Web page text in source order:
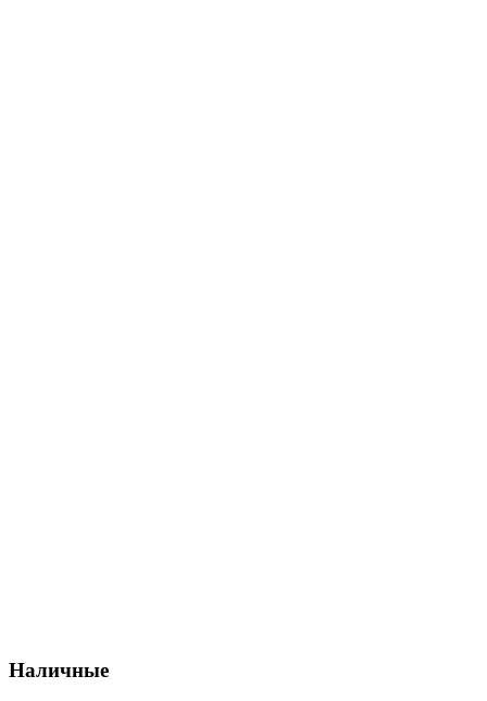
Наличные